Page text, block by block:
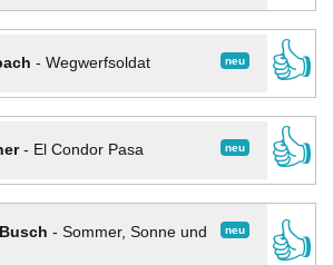
neu
- Wegwerfsoldat
👍
neu
- El Condor Pasa
👍
neu
- Sommer, Sonne und
👍